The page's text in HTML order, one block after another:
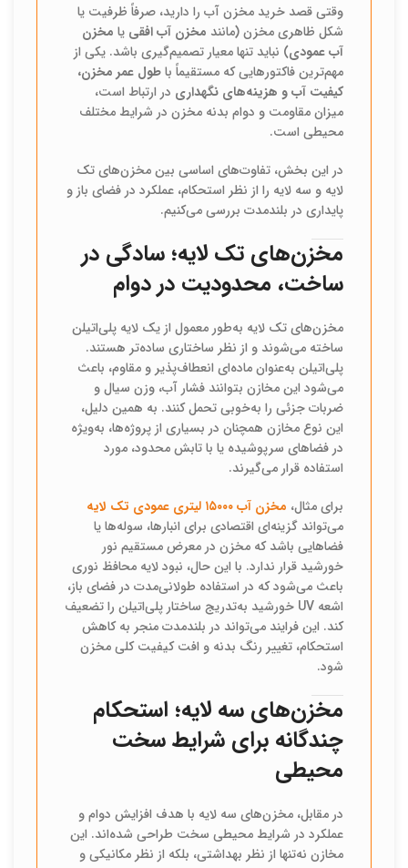
وقتی قصد خرید مخزن آب را دارید، صرفاً ظرفیت یا
شکل ظاهری مخزن (مانند مخزن آب افقی یا مخزن
آب عمودی) نباید تنها معیار تصمیم‌گیری باشد. یکی از
مهم‌ترین فاکتورهایی که مستقیماً باطول عمر مخزن،
کیفیت آب و هزینه‌های نگهداری در ارتباط است،
میزان مقاومت و دوام بدنه مخزن در شرایط مختلف
محیطی است.
در این بخش، تفاوت‌های اساسی بین مخزن‌های تک
لایه و سه لایه را از نظر استحکام، عملکرد در فضای باز و
پایداری در بلندمدت بررسی می‌کنیم.
مخزن‌های تک لایه؛ سادگی در
ساخت، محدودیت در دوام
مخزن‌های تک لایه به‌طور معمول از یک لایه پلی‌اتیلن
ساخته می‌شوند و از نظر ساختاری ساده‌تر هستند.
پلی‌اتیلن به‌عنوان ماده‌ای انعطاف‌پذیر و مقاوم، باعث
می‌شود این مخازن بتوانند فشار آب، وزن سیال و
ضربات جزئی را به‌خوبی تحمل کنند. به همین دلیل،
این نوع مخازن همچنان در بسیاری از پروژه‌ها، به‌ویژه
در فضاهای سرپوشیده یا با تابش محدود، مورد
استفاده قرار می‌گیرند.
برای مثال، مخزن آب ۱۵۰۰۰ لیتری عمودی تک لایه
می‌تواند گزینه‌ای اقتصادی برای انبارها، سوله‌ها یا
فضاهایی باشد که مخزن در معرض مستقیم نور
خورشید قرار ندارد. با این حال، نبود لایه محافظ نوری
باعث می‌شود که در استفاده طولانی‌مدت در فضای باز،
اشعه UV خورشید به‌تدریج ساختار پلی‌اتیلن را تضعیف
کند. این فرایند می‌تواند در بلندمدت منجر به کاهش
استحکام، تغییر رنگ بدنه و افت کیفیت کلی مخزن
شود.
مخزن‌های سه لایه؛ استحکام
چندگانه برای شرایط سخت
محیطی
در مقابل، مخزن‌های سه لایه با هدف افزایش دوام و
عملکرد در شرایط محیطی سخت طراحی شده‌اند. این
مخازن نه‌تنها از نظر بهداشتی، بلکه از نظر مکانیکی و